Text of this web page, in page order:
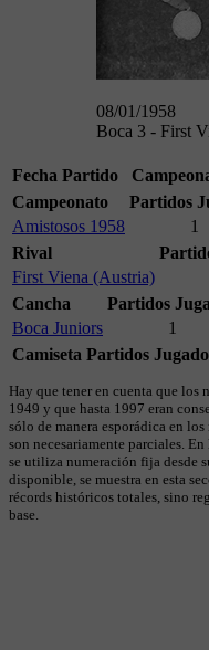
08/01/1958
Boca 3 - First
Fecha Partido
Campeonato
Partidos
Amistosos 1958
1
Rival
First Viena (Austria)
Cancha
Partidos
Boca Juniors
1
Camiseta Partidos
Hay que tener en cuenta que los
1949 y que hasta 1997 eran
sólo de manera esporádica en
son necesariamente parciales.
se utiliza numeración fija desde
disponible, se muestra en esta
récords históricos totales, sino
base.